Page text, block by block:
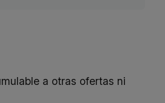
a otras ofertas ni